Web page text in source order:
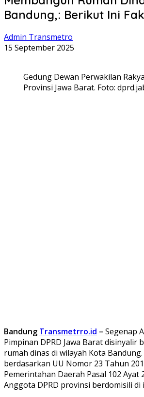
Bandung,: Berikut Ini
Admin Transmetro
15 September 2025
Gedung Dewan Perwakilan
Provinsi Jawa Barat. Foto:
Bandung Transmetrro.id – Segenap
Pimpinan DPRD Jawa Barat disinyalir
rumah dinas di wilayah Kota
berdasarkan UU Nomor 23 Tahun
Pemerintahan Daerah Pasal 102 Ayat
Anggota DPRD provinsi berdomisili